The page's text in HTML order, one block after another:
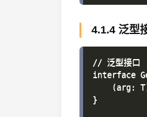
4.1.4 泛型
// 泛型接口
interface
(arg:
}